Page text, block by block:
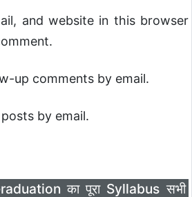
and website in this browser
up comments by email.
by email.
का पूरा Syllabus सभी